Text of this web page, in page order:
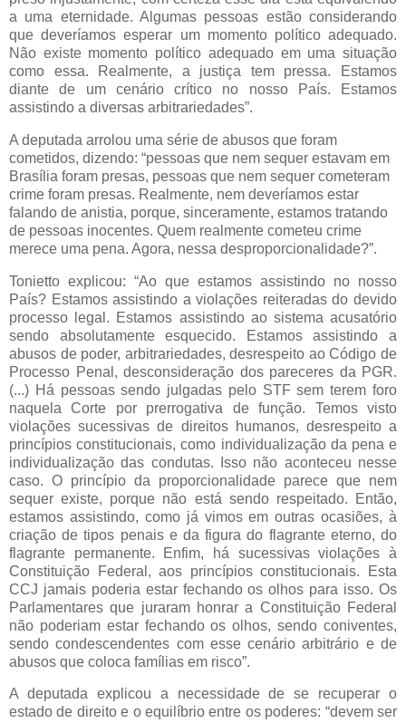
a uma eternidade. Algumas pessoas estão considerando
que deveríamos esperar um momento político adequado.
Não existe momento político adequado em uma situação
como essa. Realmente, a justiça tem pressa. Estamos
diante de um cenário crítico no nosso País. Estamos
assistindo a diversas arbitrariedades”.
A deputada arrolou uma série de abusos que foram
cometidos, dizendo: “pessoas que nem sequer estavam em
Brasília foram presas, pessoas que nem sequer cometeram
crime foram presas. Realmente, nem deveríamos estar
falando de anistia, porque, sinceramente, estamos tratando
de pessoas inocentes. Quem realmente cometeu crime
merece uma pena. Agora, nessa desproporcionalidade?”.
Tonietto explicou: “Ao que estamos assistindo no nosso
País? Estamos assistindo a violações reiteradas do devido
processo legal. Estamos assistindo ao sistema acusatório
sendo absolutamente esquecido. Estamos assistindo a
abusos de poder, arbitrariedades, desrespeito ao Código de
Processo Penal, desconsideração dos pareceres da PGR.
(...) Há pessoas sendo julgadas pelo STF sem terem foro
naquela Corte por prerrogativa de função. Temos visto
violações sucessivas de direitos humanos, desrespeito a
princípios constitucionais, como individualização da pena e
individualização das condutas. Isso não aconteceu nesse
caso. O princípio da proporcionalidade parece que nem
sequer existe, porque não está sendo respeitado. Então,
estamos assistindo, como já vimos em outras ocasiões, à
criação de tipos penais e da figura do flagrante eterno, do
flagrante permanente. Enfim, há sucessivas violações à
Constituição Federal, aos princípios constitucionais. Esta
CCJ jamais poderia estar fechando os olhos para isso. Os
Parlamentares que juraram honrar a Constituição Federal
não poderiam estar fechando os olhos, sendo coniventes,
sendo condescendentes com esse cenário arbitrário e de
abusos que coloca famílias em risco”.
A deputada explicou a necessidade de se recuperar o
estado de direito e o equilíbrio entre os poderes: “devem ser